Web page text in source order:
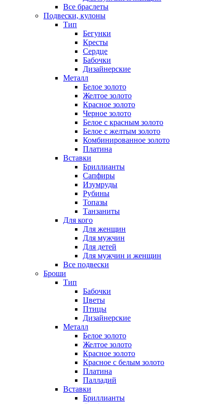
Все браслеты
Подвески, кулоны
Тип
Бегунки
Кресты
Сердце
Бабочки
Дизайнерские
Металл
Белое золото
Желтое золото
Красное золото
Черное золото
Белое с красным золото
Белое с желтым золото
Комбинированное золото
Платина
Вставки
Бриллианты
Сапфиры
Изумруды
Рубины
Топазы
Танзаниты
Для кого
Для женщин
Для мужчин
Для детей
Для мужчин и женщин
Все подвески
Броши
Тип
Бабочки
Цветы
Птицы
Дизайнерские
Металл
Белое золото
Желтое золото
Красное золото
Красное с белым золото
Платина
Палладий
Вставки
Бриллианты